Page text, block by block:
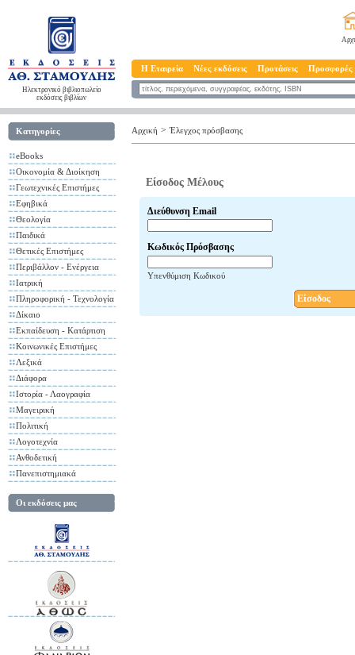
Ηλεκτρονικό βιβλιοπωλείο
εκδόσεις βιβλίων
Η Εταιρεία Νέες εκδόσεις Προτάσεις Προσφορές
Κατηγορίες
eBooks
Οικονομία & Διοίκηση
Γεωτεχνικές Επιστήμες
Εφηβικά
Θεολογία
Παιδικά
Θετικές Επιστήμες
Περιβάλλον - Ενέργεια
Ιατρική
Πληροφορική - Τεχνολογία
Δίκαιο
Εκπαίδευση - Κατάρτιση
Κοινωνικές Επιστήμες
Λεξικά
Διάφορα
Ιστορία - Λαογραφία
Μαγειρική
Πολιτική
Λογοτεχνία
Ανθοδετική
Πανεπιστημιακά
Οι εκδόσεις μας
Αρχική > Έλεγχος πρόσβασης
Είσοδος Μέλους
Διεύθυνση Email
Κωδικός Πρόσβασης
Υπενθύμιση Κωδικού
Είσοδος